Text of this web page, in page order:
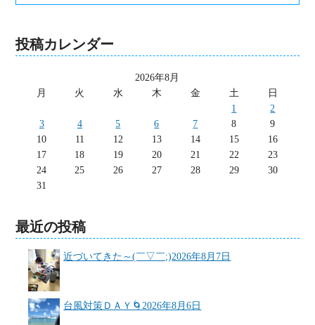
投稿カレンダー
2026年8月
月
火 水 木 金 土
日
1
2
3
4 5 6 7 8
9
10
11 12 13 14 15
16
17
18 19 20 21 22
23
24
25 26 27 28 29
30
31
最近の投稿
近づいてきた～(￣▽￣;)2026年8月7日
台風対策ＤＡＹ🌀 2026年8月6日